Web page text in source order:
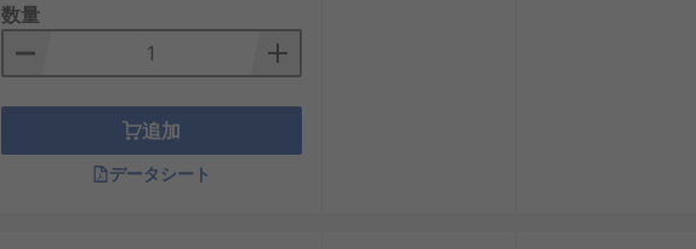
数量
追加
データシート